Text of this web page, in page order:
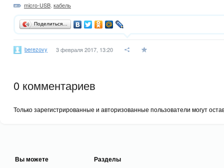
micro-USB кабель
Поделиться…
berezovy 3 февраля 2017, 13:20
0 комментариев
Только зарегистрированные и авторизованные пользователи могут
Вы можете Разделы